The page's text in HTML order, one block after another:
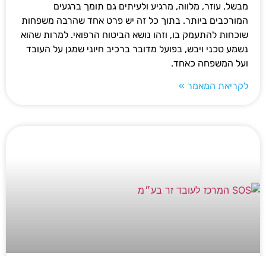
מבשל, עוזר, מלווה, מרגיע ולעיתים גם תומך ברגעים
המורכבים ביותר. בתוך כל זה יש פרט אחד שהרבה משפחות
שוכחות להתעמק בו, וזהו נושא הביטוח הרפואי. למרות שהוא
נשמע טכני ויבש, בפועל מדובר ברכיב חיוני שמגן על העובד
ועל המשפחה כאחד.
לקריאת המאמר »